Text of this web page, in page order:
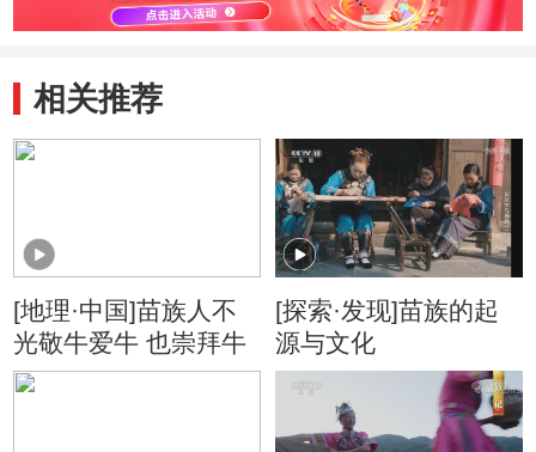
相关推荐
[地理·中国]苗族人不
光敬牛爱牛 也崇拜牛
[探索·发现]苗族的起
源与文化